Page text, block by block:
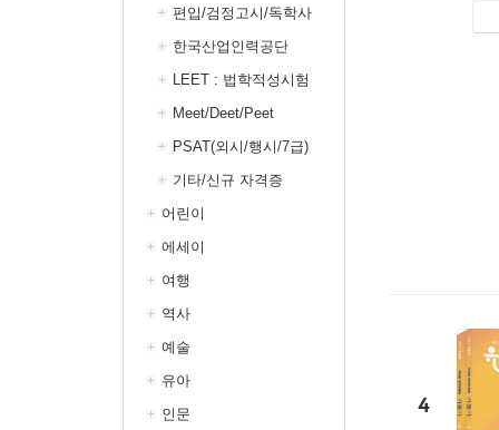
편입/검정고시/독학사
한국산업인력공단
LEET : 법학적성시험
Meet/Deet/Peet
PSAT(외시/행시/7급)
기타/신규 자격증
어린이
에세이
여행
역사
예술
유아
인문
4